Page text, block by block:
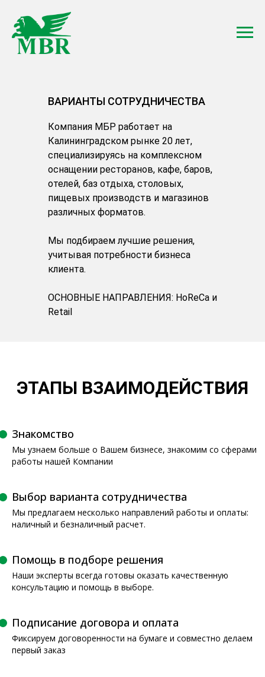
ВАРИАНТЫ СОТРУДНИЧЕСТВА
Компания МБР работает на
Калининградском рынке 20 лет,
специализируясь на комплексном
оснащении ресторанов, кафе, баров,
отелей, баз отдыха, столовых,
пищевых производств и магазинов
различных форматов.
Мы подбираем лучшие решения,
учитывая потребности бизнеса
клиента.
ОСНОВНЫЕ НАПРАВЛЕНИЯ: HoReCa и
Retail
ЭТАПЫ ВЗАИМОДЕЙСТВИЯ
Знакомство
Мы узнаем больше о Вашем бизнесе, знакомим со сферами
работы нашей Компании
Выбор варианта сотрудничества
Мы предлагаем несколько направлений работы и оплаты:
наличный и безналичный расчет.
Помощь в подборе решения
Наши эксперты всегда готовы оказать качественную
консультацию и помощь в выборе.
Подписание договора и оплата
Фиксируем договоренности на бумаге и совместно делаем
первый заказ